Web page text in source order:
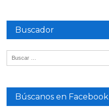
Buscador
Búscanos en Facebook